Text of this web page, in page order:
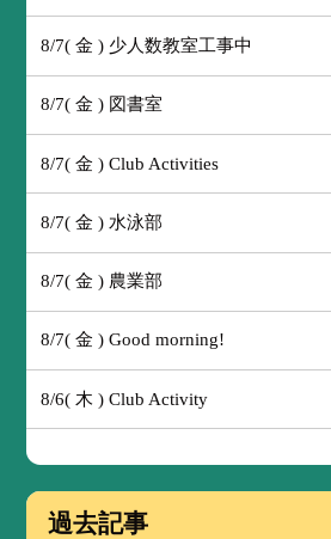
8/7( 金 ) 少人数教室工事中
8/7( 金 ) 図書室
8/7( 金 ) Club Activities
8/7( 金 ) 水泳部
8/7( 金 ) 農業部
8/7( 金 ) Good morning!
8/6( 木 ) Club Activity
過去記事